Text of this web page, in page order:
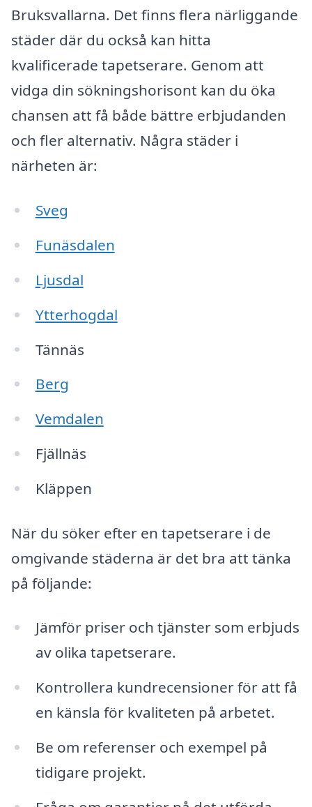
Bruksvallarna. Det finns flera närliggande
städer där du också kan hitta
kvalificerade tapetserare. Genom att
vidga din sökningshorisont kan du öka
chansen att få både bättre erbjudanden
och fler alternativ. Några städer i
närheten är:
Sveg
Funäsdalen
Ljusdal
Ytterhogdal
Tännäs
Berg
Vemdalen
Fjällnäs
Kläppen
När du söker efter en tapetserare i de
omgivande städerna är det bra att tänka
på följande:
Jämför priser och tjänster som erbjuds
av olika tapetserare.
Kontrollera kundrecensioner för att få
en känsla för kvaliteten på arbetet.
Be om referenser och exempel på
tidigare projekt.